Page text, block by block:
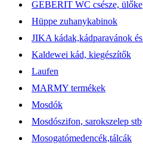
GEBERIT WC csésze, ülőke
Hüppe zuhanykabinok
JIKA kádak,kádparavánok
Kaldewei kád, kiegészítők
Laufen
MARMY termékek
Mosdók
Mosdószifon, sarokszelep stb
Mosogatómedencék,tálcák